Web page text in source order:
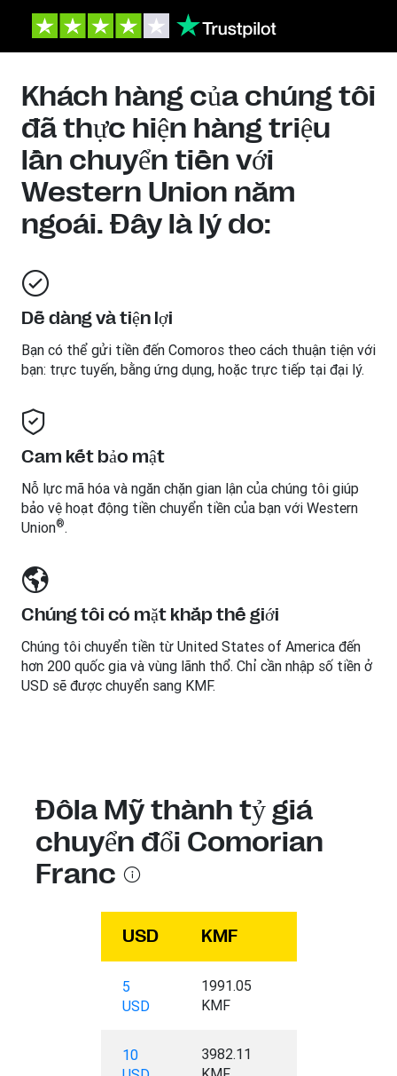
Khách hàng của chúng tôi
đã thực hiện hàng triệu
lần chuyển tiền với
Western Union năm
ngoái. Đây là lý do:
Dễ dàng và tiện lợi
Bạn có thể gửi tiền đến Comoros theo cách thuận tiện với
bạn: trực tuyến, bằng ứng dụng, hoặc trực tiếp tại đại lý.
Cam kết bảo mật
Nỗ lực mã hóa và ngăn chặn gian lận của chúng tôi giúp
bảo vệ hoạt động tiền chuyển tiền của bạn với Western
Union®.
Chúng tôi có mặt khắp thế giới
Chúng tôi chuyển tiền từ United States of America đến
hơn 200 quốc gia và vùng lãnh thổ. Chỉ cần nhập số tiền ở
USD sẽ được chuyển sang KMF.
Đôla Mỹ thành tỷ giá
chuyển đổi Comorian
Franc
USD KMF
5
USD
1991.05
KMF
10
3982.11